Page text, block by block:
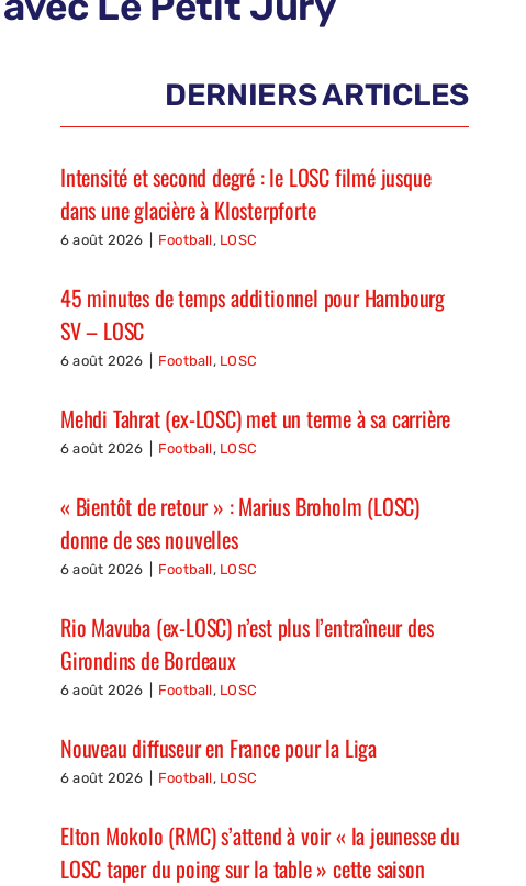
DERNIERS ARTICLES
Intensité et second degré : le LOSC filmé jusque
dans une glacière à Klosterpforte
6 août 2026 Football, LOSC
45 minutes de temps additionnel pour Hambourg
SV – LOSC
6 août 2026 Football, LOSC
Mehdi Tahrat (ex-LOSC) met un terme à sa carrière
6 août 2026 Football, LOSC
« Bientôt de retour » : Marius Broholm (LOSC)
donne de ses nouvelles
6 août 2026 Football, LOSC
Rio Mavuba (ex-LOSC) n’est plus l’entraîneur des
Girondins de Bordeaux
6 août 2026 Football, LOSC
Nouveau diffuseur en France pour la Liga
6 août 2026 Football, LOSC
Elton Mokolo (RMC) s’attend à voir « la jeunesse du
LOSC taper du poing sur la table » cette saison